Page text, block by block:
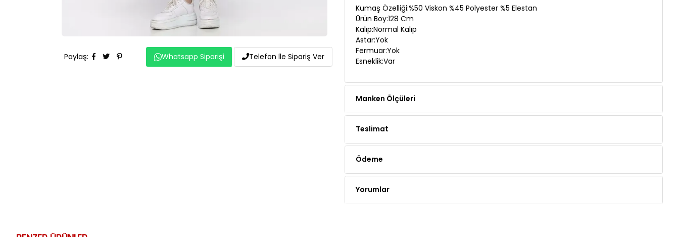
Paylaş: Whatsapp Siparişi Telefon İle Sipariş Ver
Kalıp:Normal Kalıp
Astar:Yok
Fermuar:Yok
Esneklik:Var